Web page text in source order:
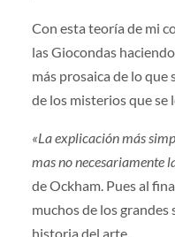
Con esta teoría de mi
las Giocondas
más prosaica de lo que
de los misterios que se
«La explicación más
mas no necesariamente
de Ockham. Pues al
muchos de los
historia del arte.